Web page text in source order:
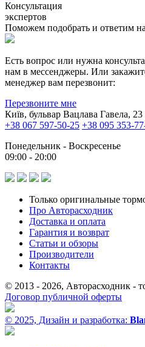
Консультация
экспертов
Поможем подобрать и ответим
Есть вопрос или нужна
нам в мессенджеры. Или
менеджер вам перезвонит:
Перезвоните мне
Київ, бульвар Вацлава Гавела, 23
+38 067 597-50-25 +38 095 353-
Понедельник - Воскресенье
09:00 - 20:00
Только оригинальные
Про Авторасходник
Доставка и оплата
Гарантия и возврат
Статьи и обзоры
Производители
Контакты
© 2013 - 2026, Авторасходник -
Договор публичной оферты
© 2025, Дизайн и разработка: